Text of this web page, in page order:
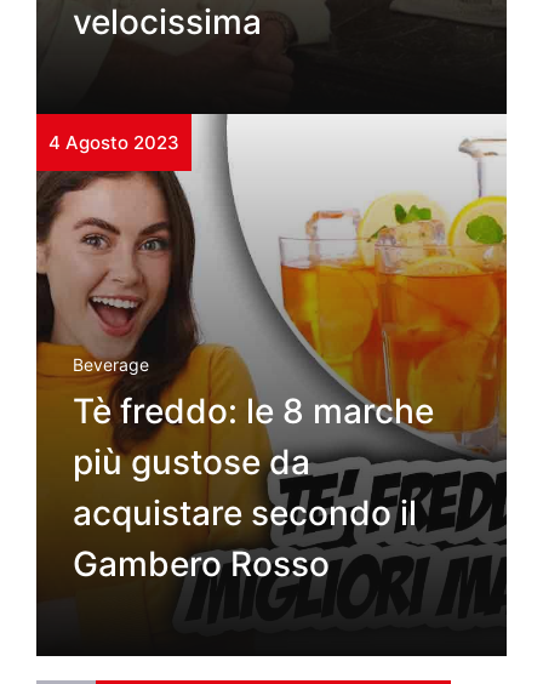
velocissima
4 Agosto 2023
Beverage
Tè freddo: le 8 marche
più gustose da
acquistare secondo il
Gambero Rosso